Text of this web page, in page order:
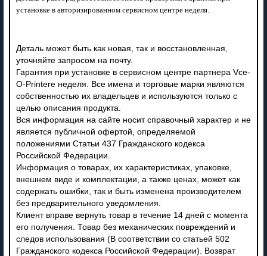
установке в авторизированном сервисном центре неделя.
Деталь может быть как новая, так и восстановленная,
уточняйте запросом на почту.
Гарантия при установке в сервисном центре партнера Vce-
O-Printere неделя. Все имена и торговые марки являются
собственностью их владельцев и используются только с
целью описания продукта.
Вся информация на сайте носит справочный характер и не
является публичной офертой, определяемой
положениями Статьи 437 Гражданского кодекса
Российской Федерации.
Информация о товарах, их характеристиках, упаковке,
внешнем виде и комплектации, а также ценах, может как
содержать ошибки, так и быть изменена производителем
без предварительного уведомления.
Клиент вправе вернуть товар в течение 14 дней с момента
его получения. Товар без механических повреждений и
следов использования (В соответствии со статьей 502
Гражданского кодекса Российской Федерации). Возврат